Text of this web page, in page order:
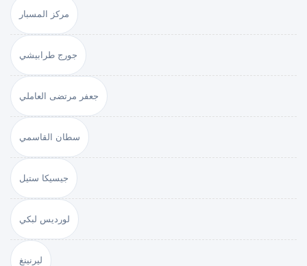
مركز المسبار
جورج طرابيشي
جعفر مرتضى العاملي
سطان القاسمي
جيسيكا ستيل
لورديس لبكي
ليرنينغ